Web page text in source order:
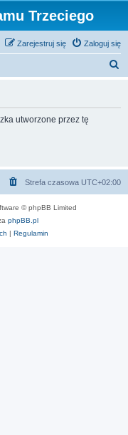
Trzeciego
Zaloguj się
Zarejestruj się
utworzone przez tę
Strefa czasowa UTC+02:00
© phpBB Limited
phpBB.pl
| Regulamin